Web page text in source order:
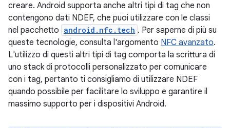
creare. Android supporta anche altri tipi di tag che non
contengono dati NDEF, che puoi utilizzare con le classi
nel pacchetto android.nfc.tech . Per saperne di più su
queste tecnologie, consulta l'argomento NFC avanzato.
L'utilizzo di questi altri tipi di tag comporta la scrittura di
uno stack di protocolli personalizzato per comunicare
con i tag, pertanto ti consigliamo di utilizzare NDEF
quando possibile per facilitare lo sviluppo e garantire il
massimo supporto per i dispositivi Android.